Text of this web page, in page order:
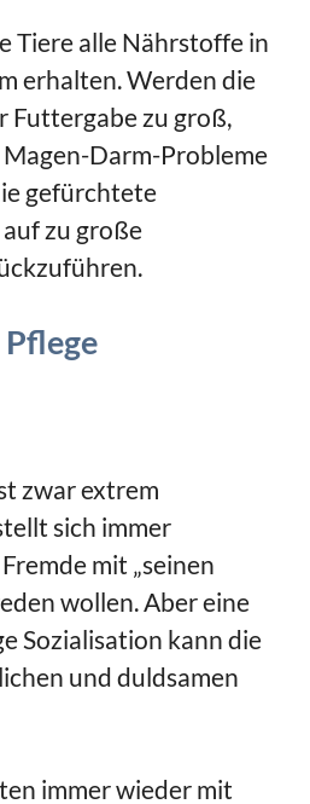
Tiere alle Nährstoffe in
erhalten. Werden die
Futtergabe zu groß,
Darm-Probleme
gefürchtete
zu große
Pflege
zwar extrem
sich immer
mit „seinen
wollen. Aber eine
Sozialisation kann die
und duldsamen
immer wieder mit